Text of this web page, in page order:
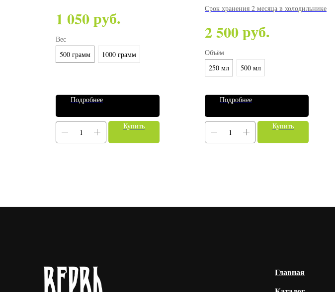
1 050руб.
Вес
500 грамм
1000 грамм
Подробнее
Купить
Срок хранения 2 месяца в холодильнике
2 500руб.
Объём
250 мл
500 мл
Подробнее
Купить
Главная